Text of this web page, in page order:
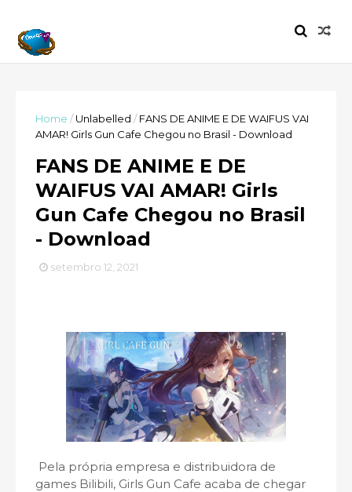
Home /Unlabelled / FANS DE ANIME E DE WAIFUS VAI
AMAR! Girls Gun Cafe Chegou no Brasil - Download
FANS DE ANIME E DE
WAIFUS VAI AMAR! Girls
Gun Cafe Chegou no Brasil
- Download
setembro 12, 2021
Pela própria empresa e distribuidora de
games Bilibili, Girls Gun Cafe acaba de chegar